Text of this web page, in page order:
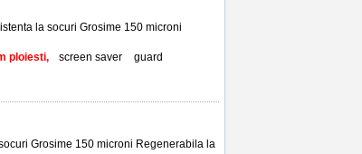
la socuri Grosime 150 microni
ploiesti, screen saver, guard
Grosime 150 microni Regenerabila la